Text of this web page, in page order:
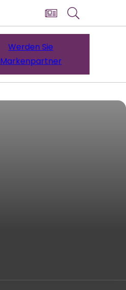
Werden Sie
Markenpartner